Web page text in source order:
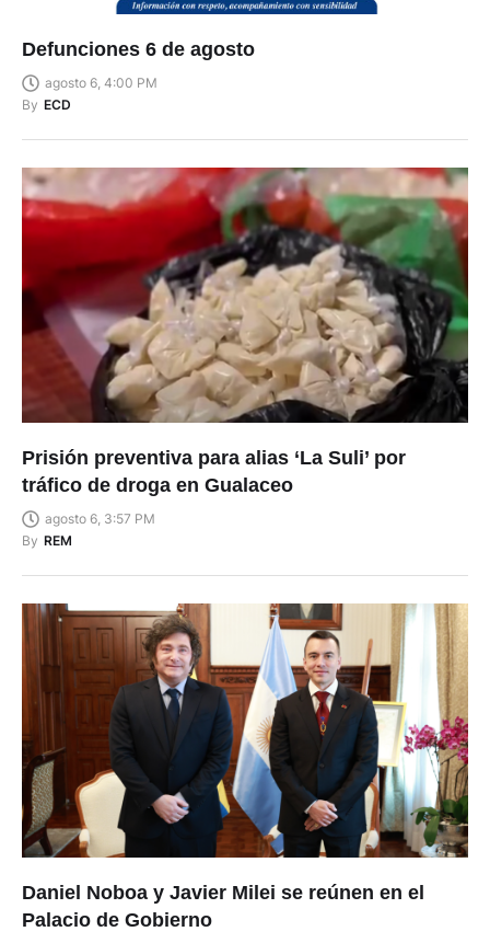
Defunciones 6 de agosto
agosto 6, 4:00 PM
By ECD
Prisión preventiva para alias ‘La Suli’ por
tráfico de droga en Gualaceo
agosto 6, 3:57 PM
By REM
Daniel Noboa y Javier Milei se reúnen en el
Palacio de Gobierno